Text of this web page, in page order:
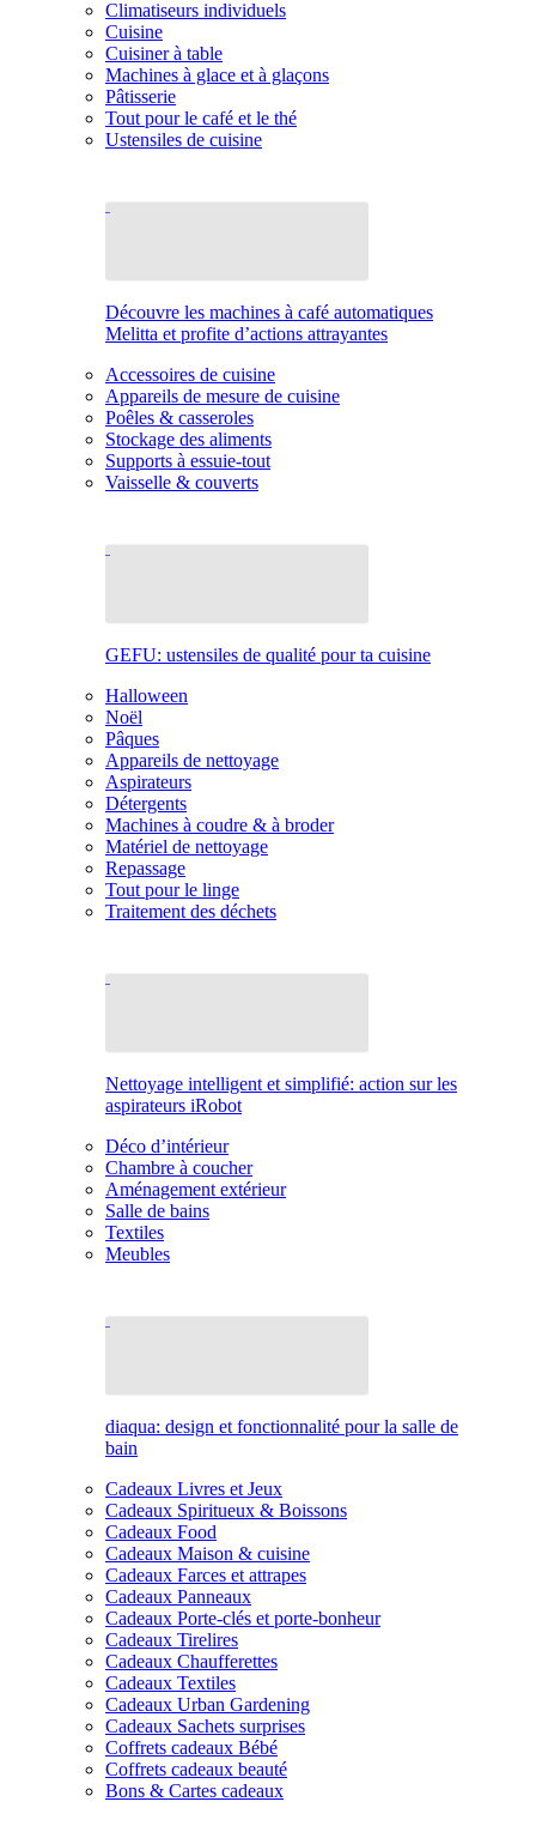
Climatiseurs individuels
Cuisine
Cuisiner à table
Machines à glace et à glaçons
Pâtisserie
Tout pour le café et le thé
Ustensiles de cuisine
Découvre les machines à café automatiques
Melitta et profite d’actions attrayantes
Accessoires de cuisine
Appareils de mesure de cuisine
Poêles & casseroles
Stockage des aliments
Supports à essuie-tout
Vaisselle & couverts
GEFU: ustensiles de qualité pour ta cuisine
Halloween
Noël
Pâques
Appareils de nettoyage
Aspirateurs
Détergents
Machines à coudre & à broder
Matériel de nettoyage
Repassage
Tout pour le linge
Traitement des déchets
Nettoyage intelligent et simplifié: action sur les
aspirateurs iRobot
Déco d’intérieur
Chambre à coucher
Aménagement extérieur
Salle de bains
Textiles
Meubles
diaqua: design et fonctionnalité pour la salle de
bain
Cadeaux Livres et Jeux
Cadeaux Spiritueux & Boissons
Cadeaux Food
Cadeaux Maison & cuisine
Cadeaux Farces et attrapes
Cadeaux Panneaux
Cadeaux Porte-clés et porte-bonheur
Cadeaux Tirelires
Cadeaux Chaufferettes
Cadeaux Textiles
Cadeaux Urban Gardening
Cadeaux Sachets surprises
Coffrets cadeaux Bébé
Coffrets cadeaux beauté
Bons & Cartes cadeaux